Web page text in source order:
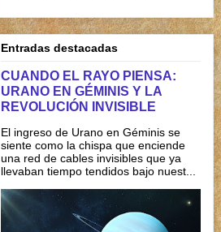
Entradas destacadas
CUANDO EL RAYO PIENSA:
URANO EN GÉMINIS Y LA
REVOLUCIÓN INVISIBLE
El ingreso de Urano en Géminis se
siente como la chispa que enciende
una red de cables invisibles que ya
llevaban tiempo tendidos bajo nuest...